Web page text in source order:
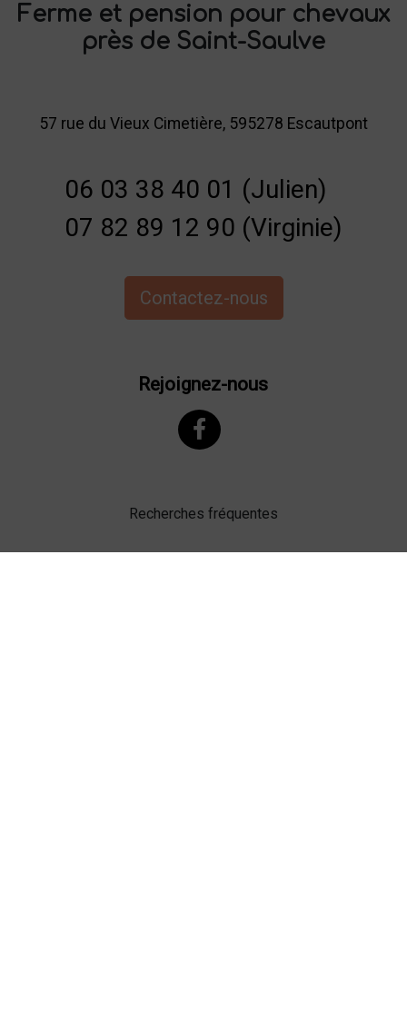
Ferme et pension pour chevaux
près de Saint-Saulve
57 rue du Vieux Cimetière, 595278 Escautpont
06 03 38 40 01 (Julien)
07 82 89 12 90 (Virginie)
Contactez-nous
Rejoignez-nous
Recherches fréquentes